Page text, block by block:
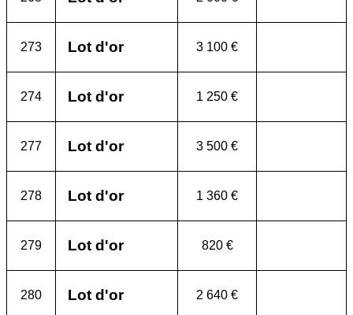
273 Lot d'or 3 100 €
274 Lot d'or 1 250 €
277 Lot d'or 3 500 €
278 Lot d'or 1 360 €
279 Lot d'or 820 €
280 Lot d'or 2 640 €